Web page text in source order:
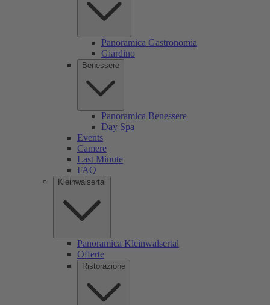
Panoramica Gastronomia
Giardino
Benessere
Panoramica Benessere
Day Spa
Events
Camere
Last Minute
FAQ
Kleinwalsertal
Panoramica Kleinwalsertal
Offerte
Ristorazione